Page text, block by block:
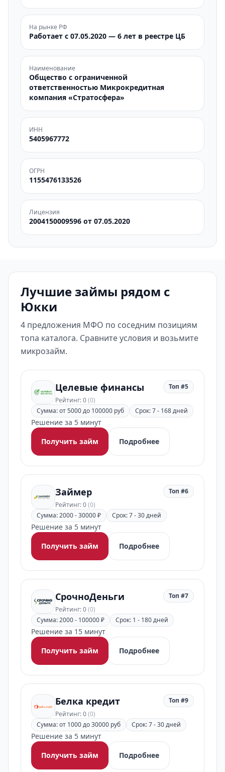
На рынке РФ
Работает с 07.05.2020 — 6 лет в реестре ЦБ
Наименование
Общество с ограниченной
ответственностью Микрокредитная
компания «Стратосфера»
ИНН
5405967772
ОГРН
1155476133526
Лицензия
2004150009596 от 07.05.2020
Лучшие займы рядом с
Юкки
4 предложения МФО по соседним позициям
топа каталога. Сравните условия и возьмите
микрозайм.
Целевые финансы
Рейтинг: 0(0)
Топ #5
Сумма: от 5000 до 100000 руб Срок: 7 - 168 дней
Решение за 5 минут
Получить займ
Подробнее
Займер
Рейтинг: 0(0)
Топ #6
Сумма: 2000 - 30000 ₽ Срок: 7 - 30 дней
Решение за 5 минут
Получить займ
Подробнее
СрочноДеньги
Рейтинг: 0(0)
Топ #7
Сумма: 2000 - 100000 ₽ Срок: 1 - 180 дней
Решение за 15 минут
Получить займ
Подробнее
Белка кредит
Рейтинг: 0(0)
Топ #9
Сумма: от 1000 до 30000 руб Срок: 7 - 30 дней
Решение за 5 минут
Получить займ
Подробнее